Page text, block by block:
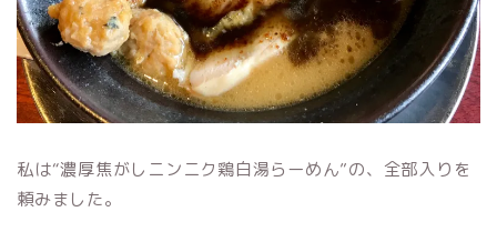
私は“濃厚焦がしニンニク鶏白湯らーめん”の、全部入りを
頼みました。